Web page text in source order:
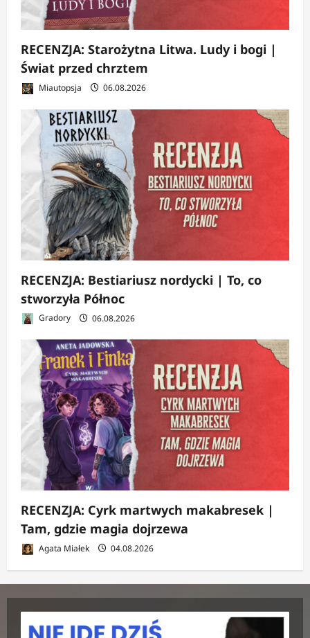
RECENZJA: Starożytna Litwa. Ludy i bogi |
Świat przed chrztem
Miautopsja 06.08.2026
RECENZJA: Bestiariusz nordycki | To, co
stworzyła Północ
Gradory 06.08.2026
RECENZJA: Cyrk martwych makabresek |
Tam, gdzie magia dojrzewa
Agata Miałek 04.08.2026